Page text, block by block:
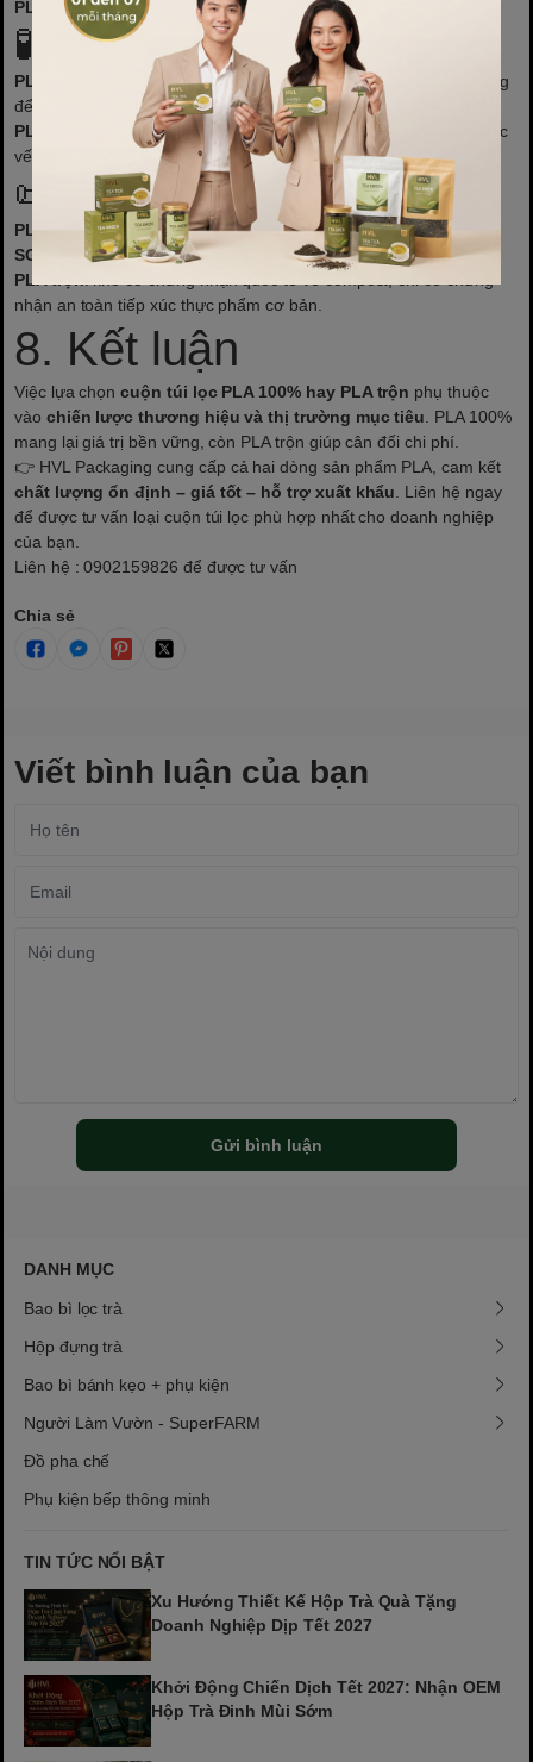
PLA trộn: cómùi khét nhựa(như khi đốt PE/PET).
🧪 Thử ngâm nước nóng
PLA 100%
: khi ngâm nước sôi, túi vẫn bền, không đổi màu, không
để lại màng dầu.
PLA trộn
: vẫn bền nhưng đôi khi cólớp bóng loáng
nổi lên hoặc
vết dầu mỏng.
📜 Giấy chứng nhận
PLA 100% : nhà cung cấp thường có chứng nhậnOK Compost,
SGS, FDAvề phân hủy sinh học và an toàn thực phẩm.
PLA trộn
nhận an toàn tiếp xúc thực phẩm cơ bản.
8. Kết luận
Việc lựa chọncuộn túi lọc PLA 100% hay PLA trộn phụ thuộc
vào chiến lược thương hiệu và thị trường mục tiêu . PLA 100%
mang lại giá trị bền vững, còn PLA trộn giúp cân đối chi phí.
👉 HVL Packaging cung cấp cả hai dòng sản phẩm PLA, cam kết
chất lượng ổn định – giá tốt – hỗ trợ xuất khẩu . Liên hệ ngay
để được tư vấn loại cuộn túi lọc phù hợp nhất cho doanh nghiệp
của bạn.
Liên hệ : 0902159826 để được tư vấn
Chia sẻ
Viết bình luận của bạn
Gửi bình luận
DANH MỤC
Bao bì lọc trà
Hộp đựng trà
Bao bì bánh kẹo + phụ kiện
Người Làm Vườn - SuperFARM
Đồ pha chế
Phụ kiện bếp thông minh
TIN TỨC NỔI BẬT
Xu Hướng Thiết Kế Hộp Trà Quà Tặng
Doanh Nghiệp Dịp Tết 2027
Khởi Động Chiến Dịch Tết 2027: Nhận OEM
Hộp Trà Đinh Mùi Sớm